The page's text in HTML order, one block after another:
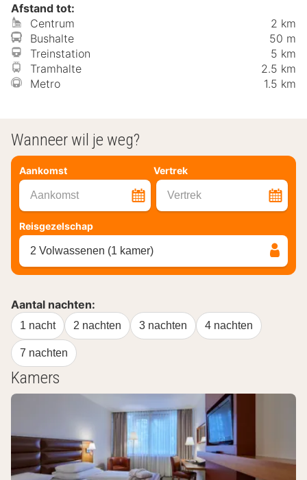
Afstand tot:
Centrum
2 km
Bushalte
50 m
Treinstation
5 km
Tramhalte
2.5 km
Metro
1.5 km
Wanneer wil je weg?
Aankomst Vertrek
Aankomst Vertrek
Reisgezelschap
2 Volwassenen (1 kamer)
Aantal nachten:
1 nacht 2 nachten 3 nachten 4 nachten
7 nachten
Kamers